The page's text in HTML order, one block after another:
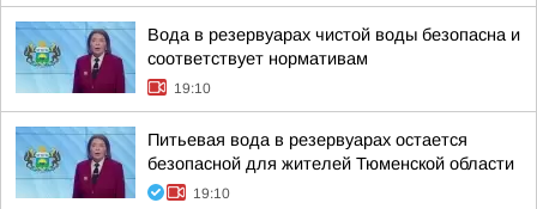
Вода в резервуарах чистой воды безопасна и
соответствует нормативам
19:10
Питьевая вода в резервуарах остается
безопасной для жителей Тюменской области
19:10